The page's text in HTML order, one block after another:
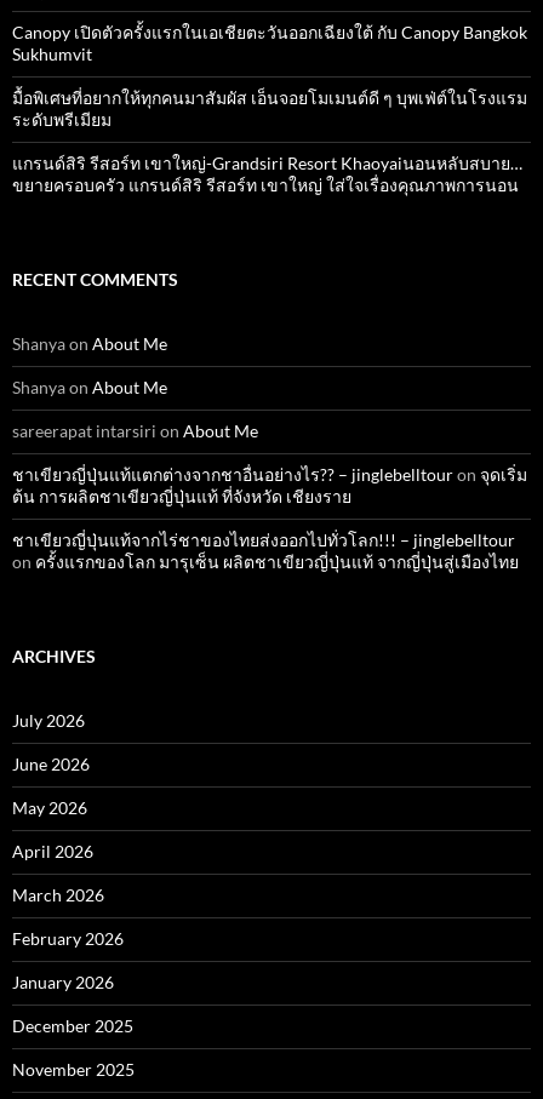
Canopy เปิดตัวครั้งแรกในเอเชียตะวันออกเฉียงใต้ กับ Canopy Bangkok
Sukhumvit
มื้อพิเศษที่อยากให้ทุกคนมาสัมผัส เอ็นจอยโมเมนต์ดี ๆ บุพเฟ่ต์ในโรงแรม
ระดับพรีเมียม
แกรนด์สิริ​ รีสอร์ท​ เขาใหญ่​-Grandsiri​ Resort​ Khaoyaiนอนหลับสบาย…
ขยายครอบครัว แกรนด์สิริ รีสอร์ท เขาใหญ่ ใส่ใจเรื่องคุณภาพการนอน
RECENT COMMENTS
Shanyaon About Me
Shanyaon About Me
sareerapat intarsiri on About Me
ชาเขียวญี่ปุ่นแท้แตกต่างจากชาอื่นอย่างไร?? – jinglebelltouron จุดเริ่ม
ต้น การผลิตชาเขียวญี่ปุ่นแท้ ที่จังหวัด เชียงราย
ชาเขียวญี่ปุ่นแท้จากไร่ชาของไทยส่งออกไปทั่วโลก!!! – jinglebelltour
on ครั้งแรกของโลก มารุเซ็น ผลิตชาเขียวญี่ปุ่นแท้ จากญี่ปุ่นสู่เมืองไทย
ARCHIVES
July 2026
June 2026
May 2026
April 2026
March 2026
February 2026
January 2026
December 2025
November 2025